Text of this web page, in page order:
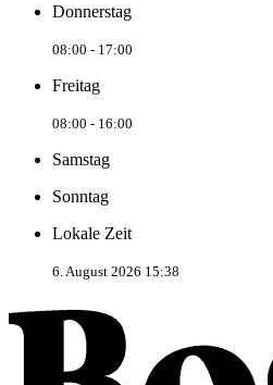
Donnerstag
08:00 - 17:00
Freitag
08:00 - 16:00
Samstag
Sonntag
Lokale Zeit
6. August 2026 15:38